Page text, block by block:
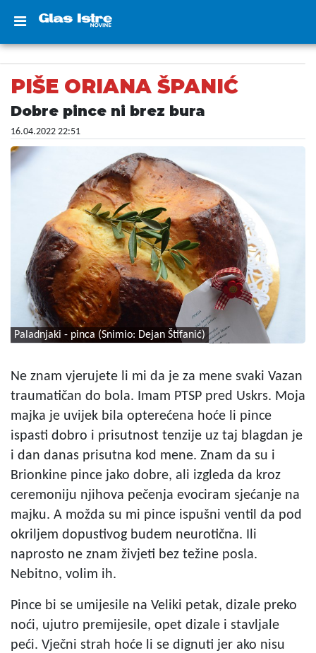
PIŠE ORIANA ŠPANIĆ
Dobre pince ni brez bura
16.04.2022 22:51
Paladnjaki - pinca (Snimio: Dejan Štifanić)
Ne znam vjerujete li mi da je za mene svaki Vazan
traumatičan do bola. Imam PTSP pred Uskrs. Moja
majka je uvijek bila opterećena hoće li pince
ispasti dobro i prisutnost tenzije uz taj blagdan je
i dan danas prisutna kod mene. Znam da su i
Brionkine pince jako dobre, ali izgleda da kroz
ceremoniju njihova pečenja evociram sjećanje na
majku. A možda su mi pince ispušni ventil da pod
okriljem dopustivog budem neurotična. Ili
naprosto ne znam živjeti bez težine posla.
Nebitno, volim ih.
Pince bi se umijesile na Veliki petak, dizale preko
noći, ujutro premijesile, opet dizale i stavljale
peći. Vječni strah hoće li se dignuti jer ako nisu